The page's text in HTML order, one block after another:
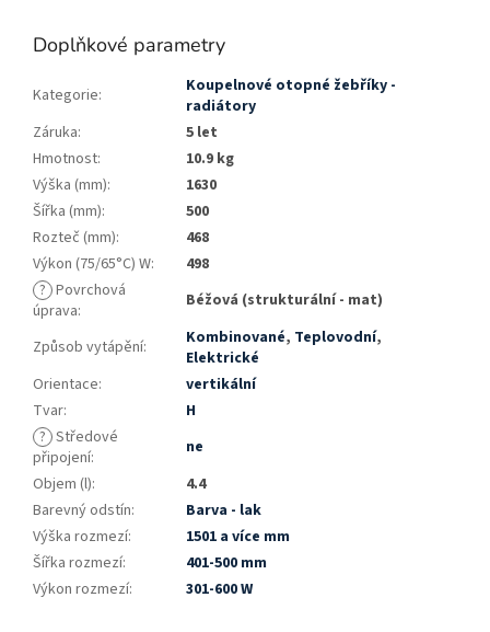
Doplňkové parametry
Kategorie:
Koupelnové otopné žebříky -
radiátory
Záruka:
5 let
Hmotnost:
10.9 kg
Výška (mm):
1630
Šířka (mm):
500
Rozteč (mm):
468
Výkon (75/65°C) W:
498
? Povrchová
úprava: Béžová (strukturální - mat)
Způsob vytápění: Kombinované, Teplovodní,
Elektrické
Orientace:
vertikální
Tvar:
H
? Středové
připojení:
ne
Objem (l):
4.4
Barevný odstín:
Barva - lak
Výška rozmezí:
1501 a více mm
Šířka rozmezí:
401-500 mm
Výkon rozmezí: 301-600 W